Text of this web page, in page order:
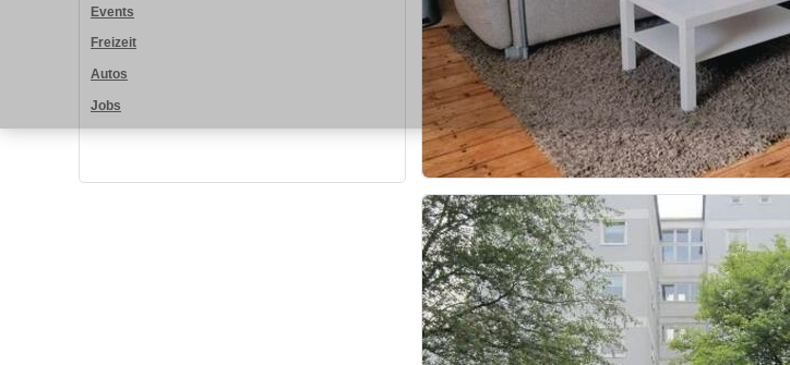
Events
Freizeit
Autos
Jobs